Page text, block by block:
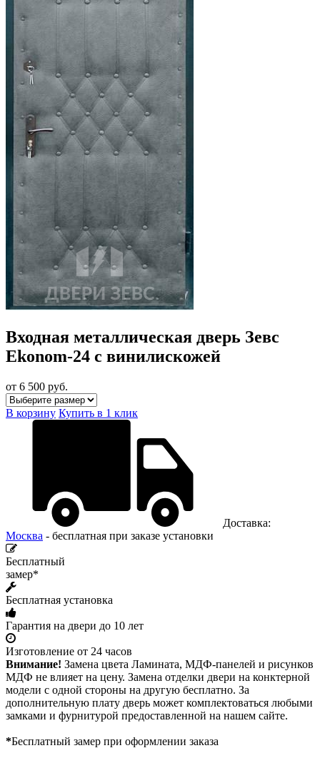
Входная металлическая дверь Зевс
Ekonom-24 с винилискожей
от 6 500 руб.
В корзину Купить в 1 клик
Доставка:
Москва - бесплатная при заказе установки
Бесплатный
замер*
Бесплатная установка
Гарантия на двери до 10 лет
Изготовление от 24 часов
Внимание! Замена цвета Ламината, МДФ-панелей и рисунков
МДФ не влияет на цену. Замена отделки двери на конктерной
модели с одной стороны на другую бесплатно. За
дополнительную плату дверь может комплектоваться любыми
замками и фурнитурой предоставленной на нашем сайте.
*Бесплатный замер при оформлении заказа